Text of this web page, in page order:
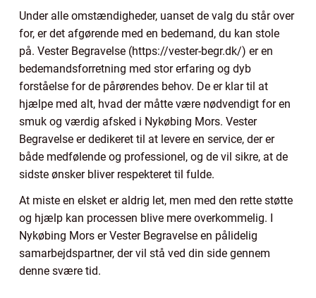
Under alle omstændigheder, uanset de valg du står over
for, er det afgørende med en bedemand, du kan stole
på. Vester Begravelse (https://vester-begr.dk/) er en
bedemandsforretning med stor erfaring og dyb
forståelse for de pårørendes behov. De er klar til at
hjælpe med alt, hvad der måtte være nødvendigt for en
smuk og værdig afsked i Nykøbing Mors. Vester
Begravelse er dedikeret til at levere en service, der er
både medfølende og professionel, og de vil sikre, at de
sidste ønsker bliver respekteret til fulde.
At miste en elsket er aldrig let, men med den rette støtte
og hjælp kan processen blive mere overkommelig. I
Nykøbing Mors er Vester Begravelse en pålidelig
samarbejdspartner, der vil stå ved din side gennem
denne svære tid.